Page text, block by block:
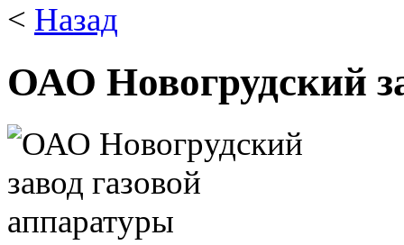
< Назад
ОАО Новогрудский